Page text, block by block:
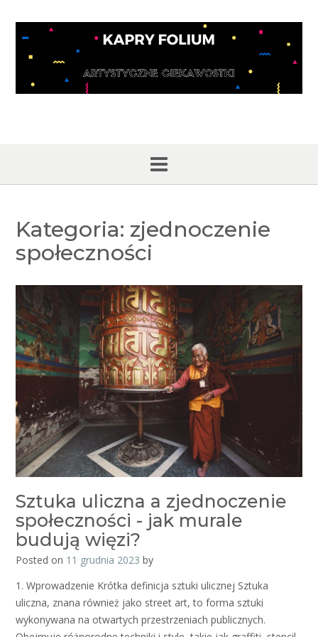
content
Kategoria: zjednoczenie
społeczności
Sztuka uliczna a zjednoczenie
społeczności - jak murale
budują więzi?
Posted on 11 grudnia 2023 by
1. Wprowadzenie Krótka definicja sztuki ulicznej Sztuka
uliczna, znana również jako street art, to forma sztuki
wykonywana na otwartych przestrzeniach publicznych.